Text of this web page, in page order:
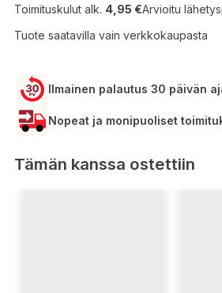
Toimituskulut alk. 4,95 €Arvioitu
Tuote saatavilla vain verkkokaupasta
Ilmainen palautus 30 päivän
Nopeat ja monipuoliset
Tämän kanssa ostettiin